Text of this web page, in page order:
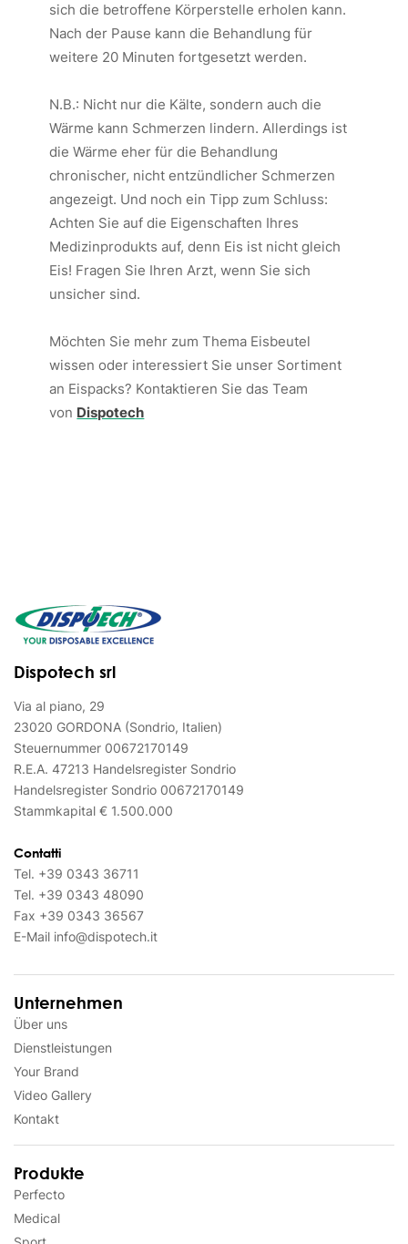
sich die betroffene Körperstelle erholen kann.
Nach der Pause kann die Behandlung für
weitere 20 Minuten fortgesetzt werden.
N.B.: Nicht nur die Kälte, sondern auch die
Wärme kann Schmerzen lindern. Allerdings ist
die Wärme eher für die Behandlung
chronischer, nicht entzündlicher Schmerzen
angezeigt. Und noch ein Tipp zum Schluss:
Achten Sie auf die Eigenschaften Ihres
Medizinprodukts auf, denn Eis ist nicht gleich
Eis! Fragen Sie Ihren Arzt, wenn Sie sich
unsicher sind.
Möchten Sie mehr zum Thema Eisbeutel
wissen oder interessiert Sie unser Sortiment
an Eispacks? Kontaktieren Sie das Team
von Dispotech
Dispotech srl
Via al piano, 29
23020 GORDONA (Sondrio, Italien)
Steuernummer 00672170149
R.E.A. 47213 Handelsregister Sondrio
Handelsregister Sondrio 00672170149
Stammkapital € 1.500.000
Contatti
Tel. +39 0343 36711
Tel. +39 0343 48090
Fax +39 0343 36567
E-Mail info@dispotech.it
Unternehmen
Über uns
Dienstleistungen
Your Brand
Video Gallery
Kontakt
Produkte
Perfecto
Medical